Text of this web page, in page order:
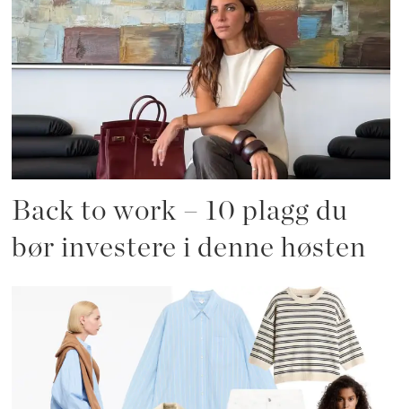
Back to work – 10 plagg du
bør investere i denne høsten